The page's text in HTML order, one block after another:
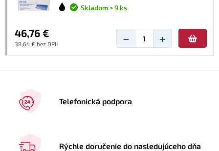
Skladom > 9 ks
46,76 €
38,64 € bez DPH − +
Telefonická podpora
Rýchle doručenie do nasledujúceho dňa